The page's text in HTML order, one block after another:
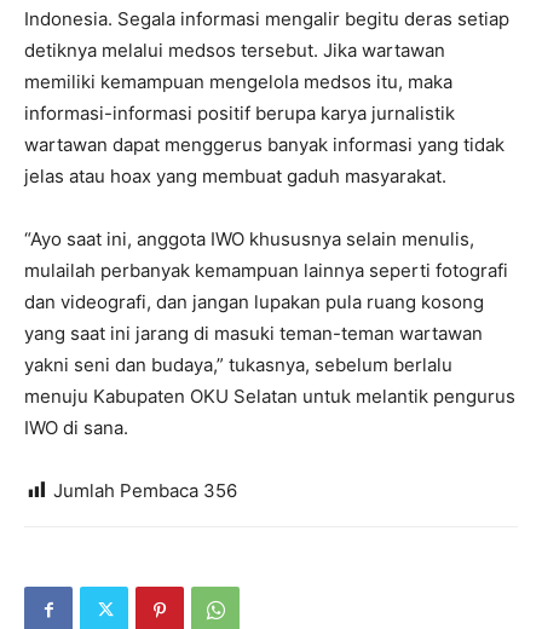
Indonesia. Segala informasi mengalir begitu deras setiap
detiknya melalui medsos tersebut. Jika wartawan
memiliki kemampuan mengelola medsos itu, maka
informasi-informasi positif berupa karya jurnalistik
wartawan dapat menggerus banyak informasi yang tidak
jelas atau hoax yang membuat gaduh masyarakat.
“Ayo saat ini, anggota IWO khususnya selain menulis,
mulailah perbanyak kemampuan lainnya seperti fotografi
dan videografi, dan jangan lupakan pula ruang kosong
yang saat ini jarang di masuki teman-teman wartawan
yakni seni dan budaya,” tukasnya, sebelum berlalu
menuju Kabupaten OKU Selatan untuk melantik pengurus
IWO di sana.
Jumlah Pembaca 356